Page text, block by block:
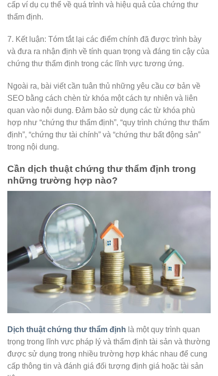
cấp ví dụ cụ thể về quá trình và hiệu quả của chứng thư
thẩm định.
7. Kết luận: Tóm tắt lại các điểm chính đã được trình bày
và đưa ra nhận định về tính quan trọng và đáng tin cậy của
chứng thư thẩm định trong các lĩnh vực tương ứng.
Ngoài ra, bài viết cần tuân thủ những yêu cầu cơ bản về
SEO bằng cách chèn từ khóa một cách tự nhiên và liên
quan vào nội dung. Đảm bảo sử dụng các từ khóa phù
hợp như “chứng thư thẩm định”, “quy trình chứng thư thẩm
định”, “chứng thư tài chính” và “chứng thư bất động sản”
trong nội dung.
Cần dịch thuật chứng thư thẩm định trong
những trường hợp nào?
Dịch thuật chứng thư thẩm định là một quy trình quan
trọng trong lĩnh vực pháp lý và thẩm định tài sản và thường
được sử dụng trong nhiều trường hợp khác nhau để cung
cấp thông tin và đánh giá đối tượng định giá hoặc tài sản